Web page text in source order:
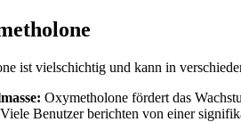
ist vielschichtig und kann in
Oxymetholone fördert das
Viele Benutzer berichten von einer